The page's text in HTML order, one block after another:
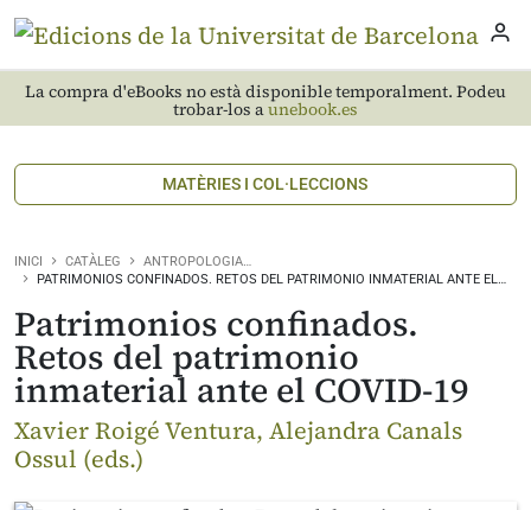
La compra d'eBooks no està disponible temporalment. Podeu
trobar-los aunebook.es
MATÈRIES I COL·LECCIONS
INICI CATÀLEG
ANTROPOLOGIA…
PATRIMONIOS CONFINADOS. RETOS DEL PATRIMONIO INMATERIAL ANTE EL…
Patrimonios confinados.
Retos del patrimonio
inmaterial ante el COVID-19
Xavier Roigé Ventura, Alejandra Canals
Ossul (eds.)